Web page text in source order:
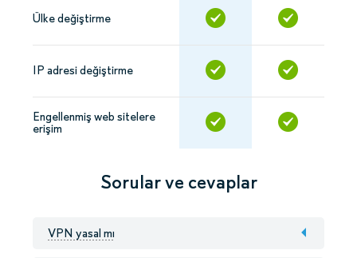
Ülke değiştirme
IP adresi değiştirme
Engellenmiş web sitelere
erişim
Sorular ve cevaplar
VPN yasal mı